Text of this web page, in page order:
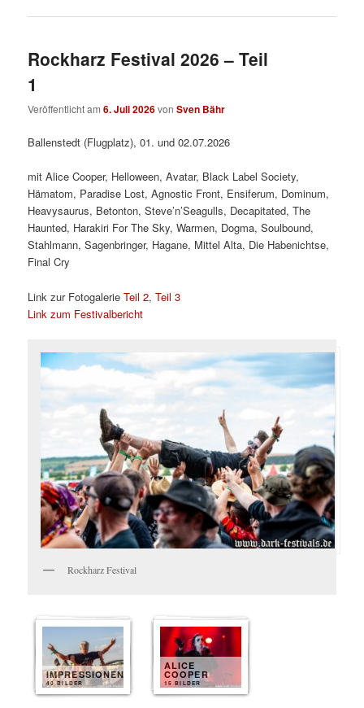
Rockharz Festival 2026 – Teil
1
Veröffentlicht am6. Juli 2026vonSven Bähr
Ballenstedt (Flugplatz), 01. und 02.07.2026
mit Alice Cooper, Helloween, Avatar, Black Label Society,
Hämatom, Paradise Lost, Agnostic Front, Ensiferum, Dominum,
Heavysaurus, Betonton, Steve’n’Seagulls, Decapitated, The
Haunted, Harakiri For The Sky, Warmen, Dogma, Soulbound,
Stahlmann, Sagenbringer, Hagane, Mittel Alta, Die Habenichtse,
Final Cry
Link zur FotogalerieTeil 2,Teil 3
Link zum Festivalbericht
Rockharz Festival
IMPRESSIONEN
40 BILDER
ALICE
COOPER
15 BILDER